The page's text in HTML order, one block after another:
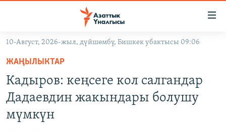
Навигацияга
өтүңүз
Издөөгө
салыңызКЫРГЫЗСТАН
ДҮЙНӨ
10-Август, 2026-жыл, дүйшөмбү, Бишкек убактысы 09:06
ЖАҢЫЛЫКТАР
Кадыров: кеңсеге кол салгандар
Дадаевдин жакындары болушу
мүмкүн